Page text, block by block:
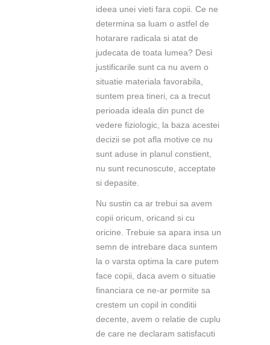
ideea unei vieti fara copii. Ce ne
determina sa luam o astfel de
hotarare radicala si atat de
judecata de toata lumea? Desi
justificarile sunt ca nu avem o
situatie materiala favorabila,
suntem prea tineri, ca a trecut
perioada ideala din punct de
vedere fiziologic, la baza acestei
decizii se pot afla motive ce nu
sunt aduse in planul constient,
nu sunt recunoscute, acceptate
si depasite.
Nu sustin ca ar trebui sa avem
copii oricum, oricand si cu
oricine. Trebuie sa apara insa un
semn de intrebare daca suntem
la o varsta optima la care putem
face copii, daca avem o situatie
financiara ce ne-ar permite sa
crestem un copil in conditii
decente, avem o relatie de cuplu
de care ne declaram satisfacuti